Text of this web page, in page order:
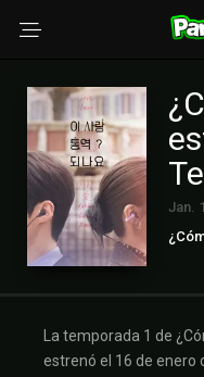
Jan.
La temporada 1 de
estrenó el 16 de enero